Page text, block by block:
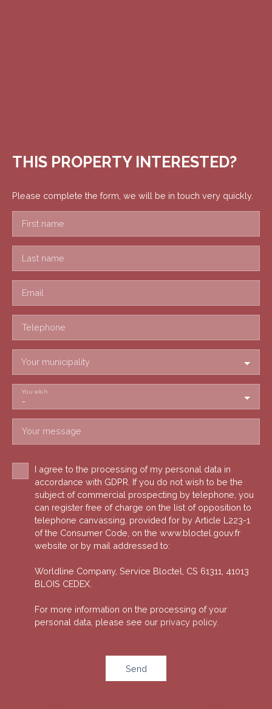
THIS PROPERTY INTERESTED?
Please complete the form, we will be in touch very quickly.
First name
Last name
Email
Telephone
Your municipality
-
You wish
Your message
I agree to the processing of my personal data in
accordance with GDPR. If you do not wish to be the
subject of commercial prospecting by telephone, you
can register free of charge on the list of opposition to
telephone canvassing, provided for by Article L223-1
of the Consumer Code, on the www.bloctel.gouv.fr
website or by mail addressed to:
Worldline Company, Service Bloctel, CS 61311, 41013
BLOIS CEDEX.
For more information on the processing of your
personal data, please see our privacy policy.
Send